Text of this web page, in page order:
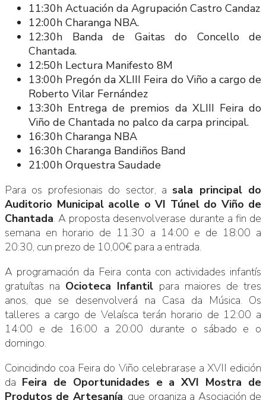
11:30h Actuación da Agrupación Castro Candaz
12:00h Charanga NBA.
12:30h Banda de Gaitas do Concello de
Chantada.
12:50h Lectura Manifesto 8M
13:00h Pregón da XLIII Feira do Viño a cargo de
Roberto Vilar Fernández
13:30h Entrega de premios da XLIII Feira do
Viño de Chantada no palco da carpa principal.
16:30h Charanga NBA
16:30h Charanga Bandiños Band
21:00h Orquestra Saudade
Para os profesionais do sector, a sala principal do
Auditorio Municipal acolle o VI Túnel do Viño de
Chantada. A proposta desenvolverase durante a fin de
semana en horario de 11.30 a 14:00 e de 18:00 a
20:30, cun prezo de 10,00€ para a entrada.
A programación da Feira conta con actividades infantís
gratuítas na Ocioteca Infantil para maiores de tres
anos, que se desenvolverá na Casa da Música. Os
talleres a cargo de Velaísca terán horario de 12:00 a
14:00 e de 16:00 a 20:00 durante o sábado e o
domingo.
Coincidindo coa Feira do Viño celebrarase a XVII edición
da Feira de Oportunidades e a XVI Mostra de
Produtos de Artesanía, que organiza a Asociación de